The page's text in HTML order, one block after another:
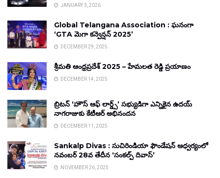
JANUARY 3, 2026
Global Telangana Association : ఘనంగా
‘GTA మెగా కన్వెన్షన్ 2025’
DECEMBER 29, 2025
శ్రీమతి ఆంధ్రప్రదేశ్ 2025 – హేమలత రెడ్డి ప్రయాణం
DECEMBER 14, 2025
బ్రిటన్ ‘హౌస్ ఆఫ్ లార్డ్స్’ సభ్యుడిగా ఎన్నికైన ఉదయ్
నాగరాజుకు కేటీఆర్ అభినందన
DECEMBER 11, 2025
Sankalp Divas : సుచిరిండియా ఫౌండేషన్ ఆధ్వర్యంలో
నవంబర్ 28వ తేదీన ‘సంకల్ప్ దివాస్’
NOVEMBER 26, 2025